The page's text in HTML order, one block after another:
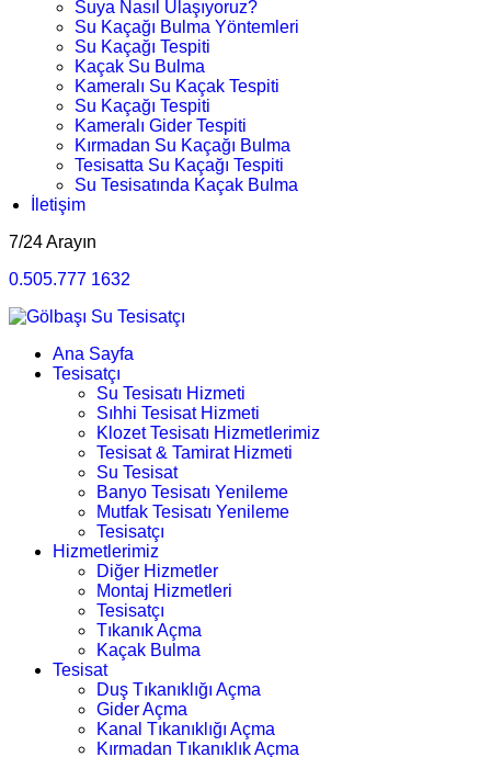
Suya Nasıl Ulaşıyoruz?
Su Kaçağı Bulma Yöntemleri
Su Kaçağı Tespiti
Kaçak Su Bulma
Kameralı Su Kaçak Tespiti
Su Kaçağı Tespiti
Kameralı Gider Tespiti
Kırmadan Su Kaçağı Bulma
Tesisatta Su Kaçağı Tespiti
Su Tesisatında Kaçak Bulma
İletişim
7/24 Arayın
0.505.777 1632
Ana Sayfa
Tesisatçı
Su Tesisatı Hizmeti
Sıhhi Tesisat Hizmeti
Klozet Tesisatı Hizmetlerimiz
Tesisat & Tamirat Hizmeti
Su Tesisat
Banyo Tesisatı Yenileme
Mutfak Tesisatı Yenileme
Tesisatçı
Hizmetlerimiz
Diğer Hizmetler
Montaj Hizmetleri
Tesisatçı
Tıkanık Açma
Kaçak Bulma
Tesisat
Duş Tıkanıklığı Açma
Gider Açma
Kanal Tıkanıklığı Açma
Kırmadan Tıkanıklık Açma